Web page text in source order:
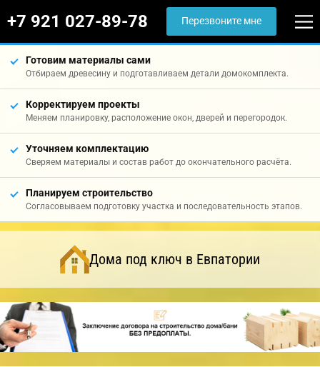
+7 921 027-89-78 Перезвоните мне
Готовим материалы сами
Отбираем древесину и подготавливаем детали домокомплекта.
Корректируем проекты
Меняем планировку, расположение окон, дверей и перегородок.
Уточняем комплектацию
Сверяем материалы и состав работ до окончательного расчёта.
Планируем строительство
Согласовываем подготовку участка и последовательность этапов.
Дома под ключ в Евпатории